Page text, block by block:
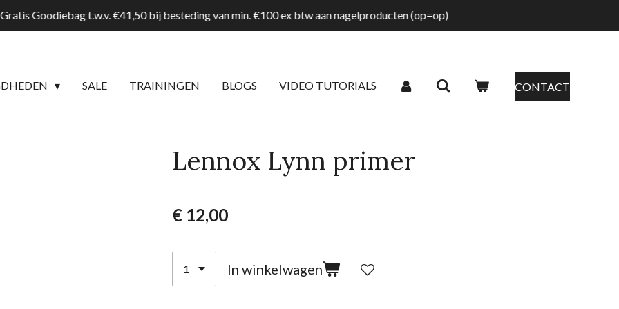
Goodiebag t.w.v. €41,50 bij besteding van min. €100 ex btw aan nagelproducten (op=op)
SALE TRAININGEN BLOGS VIDEO TUTORIALS CONTACT
Lennox Lynn primer
€ 12,00
In winkelwagen